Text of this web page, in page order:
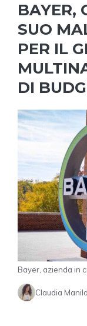
BAYER,
SUO
PER IL
DI
Bayer, azienda in
Claudia